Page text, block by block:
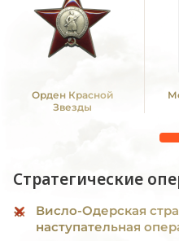
Орден Красной
Звезды
Стратегические
Висло-Одерская
наступательная